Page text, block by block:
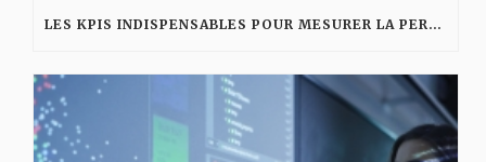
LES KPIS INDISPENSABLES POUR MESURER LA PERFORMANCE D’UNE AGENCE DIGITALE